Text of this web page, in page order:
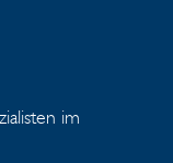
im